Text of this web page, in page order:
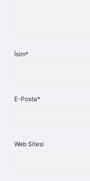
İsim*
E-Posta*
Web Sitesi